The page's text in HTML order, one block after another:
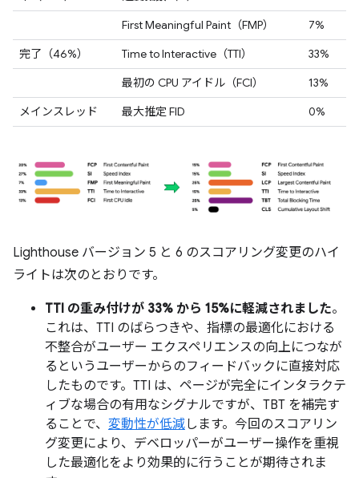
First Meaningful Paint（FMP）
7%
完了（46%）
Time to Interactive（TTI）
33%
最初の CPU アイドル（FCI）
13%
メインスレッド
最大推定 FID 0%
Lighthouse バージョン 5 と 6 のスコアリング変更のハイ
ライトは次のとおりです。
TTI の重み付けが 33% から 15%に軽減されました。
これは、TTI のばらつきや、指標の最適化における
不整合がユーザー エクスペリエンスの向上につなが
るというユーザーからのフィードバックに直接対応
したものです。TTI は、ページが完全にインタラクテ
ィブな場合の有用なシグナルですが、TBT を補完す
ることで、 変動性が低減します。今回のスコアリン
グ変更により、デベロッパーがユーザー操作を重視
した最適化をより効果的に行うことが期待されま